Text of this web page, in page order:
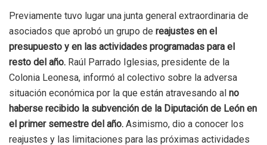
Previamente tuvo lugar una junta general extraordinaria de
asociados que aprobó un grupo de reajustes en el
presupuesto y en las actividades programadas para el
resto del año. Raúl Parrado Iglesias, presidente de la
Colonia Leonesa, informó al colectivo sobre la adversa
situación económica por la que están atravesando al no
haberse recibido la subvención de la Diputación de León en
el primer semestre del año. Asimismo, dio a conocer los
reajustes y las limitaciones para las próximas actividades